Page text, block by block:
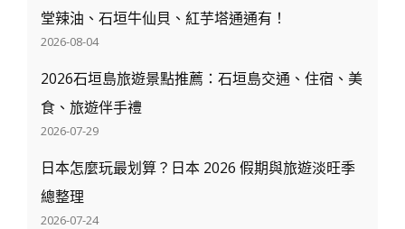
堂辣油、石垣牛仙貝、紅芋塔通通有！
2026-08-04
2026石垣島旅遊景點推薦：石垣島交通、住宿、美
食、旅遊伴手禮
2026-07-29
日本怎麼玩最划算？日本 2026 假期與旅遊淡旺季
總整理
2026-07-24